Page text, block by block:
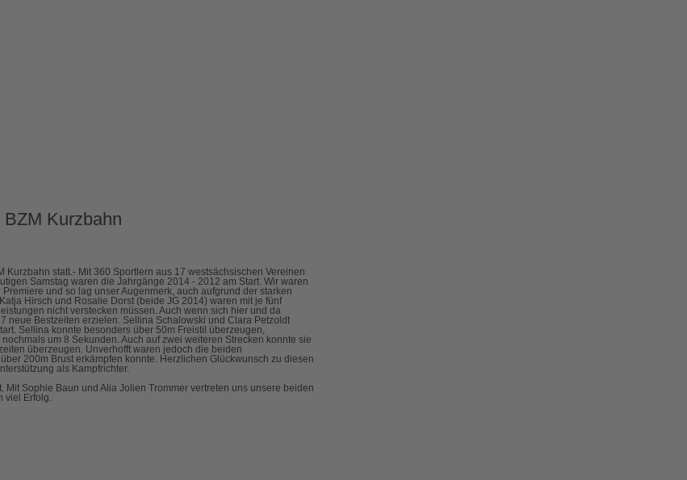
Kurzbahn
statt.- Mit 360 Sportlern aus 17 westsächsischen Vereinen
Samstag waren die Jahrgänge 2014 - 2012 am Start. Wir waren
und so lag unser Augenmerk, auch aufgrund der starken
Hirsch und Rosalie Dorst (beide JG 2014) waren mit je fünf
nicht verstecken müssen. Auch wenn sich hier und da
neue Bestzeiten erzielen. Sellina Schalowski und Clara Petzoldt
Sellina konnte besonders über 50m Freistil überzeugen,
um 8 Sekunden. Auch auf zwei weiteren Strecken konnte sie
überzeugen. Unverhofft waren jedoch die beiden
200m Brust erkämpfen konnte. Herzlichen Glückwunsch zu diesen
als Kampfrichter.
Sophie Baun und Alia Jolien Trommer vertreten uns unsere beiden
viel Erfolg.